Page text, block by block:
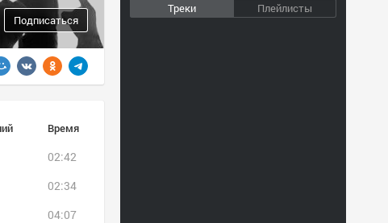
Треки Плейлисты
Подписаться
Время
02:42
02:34
04:07